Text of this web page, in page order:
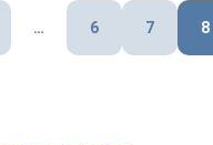
… 6 7 8